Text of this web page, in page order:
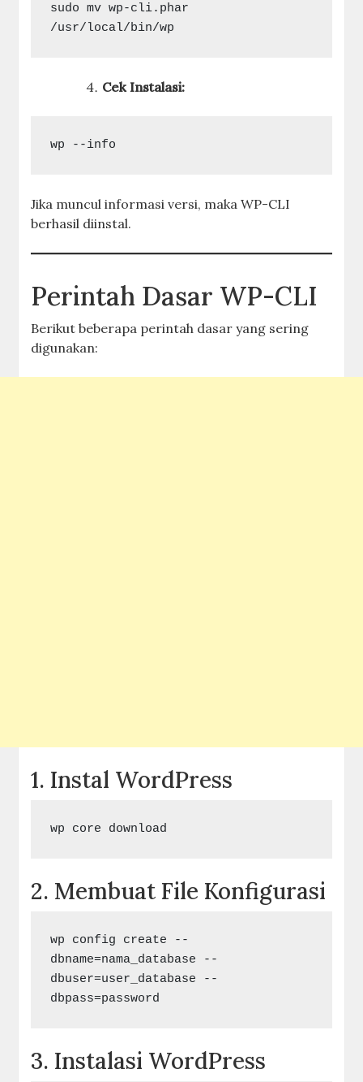
sudo mv wp-cli.phar
Cek Instalasi:
Jika muncul informasi versi, maka WP-CLI
berhasil diinstal.
Perintah Dasar WP-CLI
Berikut beberapa perintah dasar yang sering
digunakan:
1. Instal WordPress
2. Membuat File Konfigurasi
wp config create --
dbname=nama_database --
dbuser=user_database --
3. Instalasi WordPress